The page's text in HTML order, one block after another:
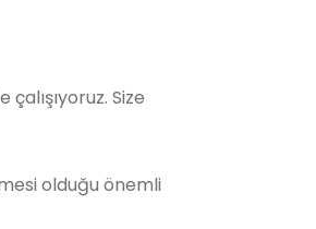
Size
olduğu önemli